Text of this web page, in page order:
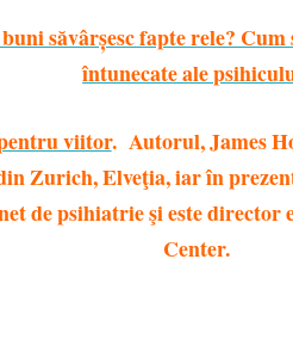
săvârșesc fapte rele?
întunecate ale
viitor. Autorul, James
Zurich, Elveţia, iar în
de psihiatrie şi este
Center.